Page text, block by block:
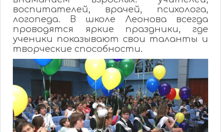
воспитателей, врачей, психолога,
логопеда. В школе Леонова всегда
проводятся яркие праздники, где
ученики показывают свои таланты и
творческие способности.